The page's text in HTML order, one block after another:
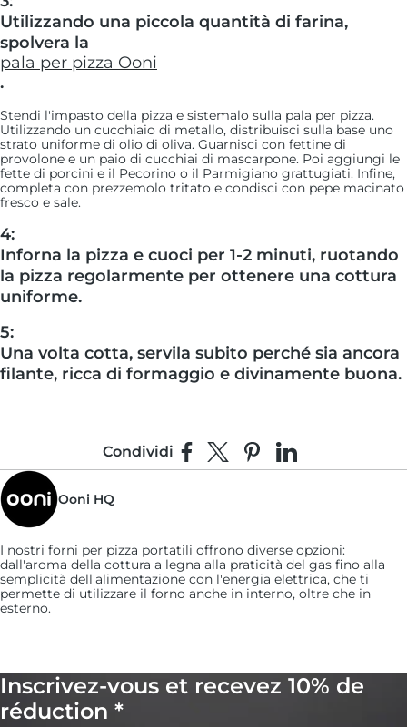
Utilizzando una piccola quantità di farina,
spolvera la
pala per pizza Ooni
.
Stendi l'impasto della pizza e sistemalo sulla pala per pizza.
Utilizzando un cucchiaio di metallo, distribuisci sulla base uno
strato uniforme di olio di oliva. Guarnisci con fettine di
provolone e un paio di cucchiai di mascarpone. Poi aggiungi le
fette di porcini e il Pecorino o il Parmigiano grattugiati. Infine,
completa con prezzemolo tritato e condisci con pepe macinato
fresco e sale.
4:
Inforna la pizza e cuoci per 1-2 minuti, ruotando
la pizza regolarmente per ottenere una cottura
uniforme.
5:
Una volta cotta, servila subito perché sia ancora
filante, ricca di formaggio e divinamente buona.
Condividi Condividi su Facebook
Condividi su X
Fai pin su Pinterest
Condividi su
Ooni HQ
I nostri forni per pizza portatili offrono diverse opzioni:
dall'aroma della cottura a legna alla praticità del gas fino alla
semplicità dell'alimentazione con l'energia elettrica, che ti
permette di utilizzare il forno anche in interno, oltre che in
esterno.
Inscrivez-vous et recevez 10% de
réduction *